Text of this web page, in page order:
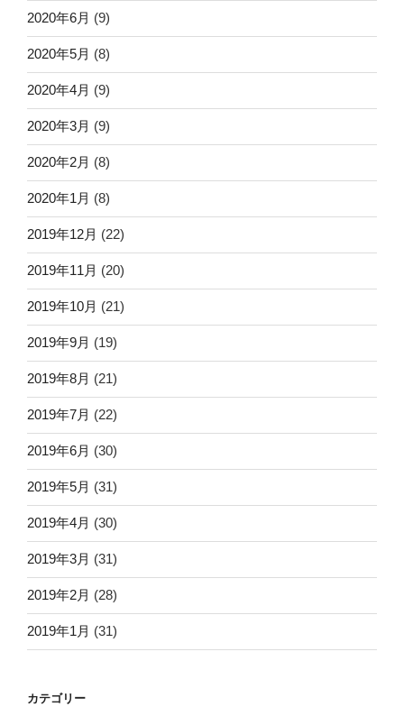
2020年6月 (9)
2020年5月 (8)
2020年4月 (9)
2020年3月 (9)
2020年2月 (8)
2020年1月 (8)
2019年12月 (22)
2019年11月 (20)
2019年10月 (21)
2019年9月 (19)
2019年8月 (21)
2019年7月 (22)
2019年6月 (30)
2019年5月 (31)
2019年4月 (30)
2019年3月 (31)
2019年2月 (28)
2019年1月 (31)
カテゴリー